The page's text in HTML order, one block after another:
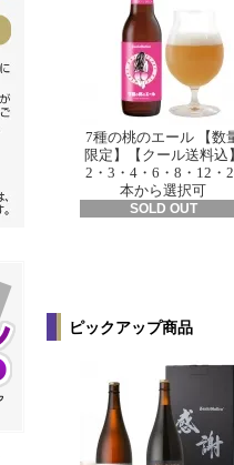
7種の桃のエール 【数
限定】【クール送料込】
2・3・4・6・8・12・
本から選択可
SOLD OUT
ピックアップ商品